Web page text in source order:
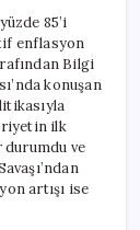
85’i
enflasyon
Bilgi
konuşan
ilk
ve
artışı ise